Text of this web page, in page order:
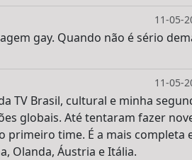
11-05-
gay. Quando não é sério
11-05-
TV Brasil, cultural e minha
globais. Até tentaram fazer
primeiro time. É a mais completa
Olanda, Áustria e Itália.